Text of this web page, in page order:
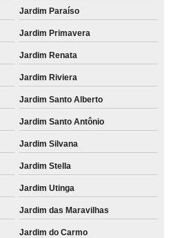
Jardim Paraíso
Jardim Primavera
Jardim Renata
Jardim Riviera
Jardim Santo Alberto
Jardim Santo Antônio
Jardim Silvana
Jardim Stella
Jardim Utinga
Jardim das Maravilhas
Jardim do Carmo